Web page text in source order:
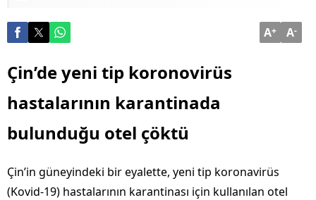
A+ A-
Çin’de yeni tip koronovirüs
hastalarının karantinada
bulunduğu otel çöktü
Çin’in güneyindeki bir eyalette, yeni tip koronavirüs
(Kovid-19) hastalarının karantinası için kullanılan otel